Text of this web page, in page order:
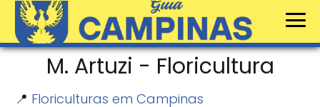
M. Artuzi - Floricultura
📍 Floriculturas em Campinas